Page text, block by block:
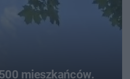
mieszkańców.